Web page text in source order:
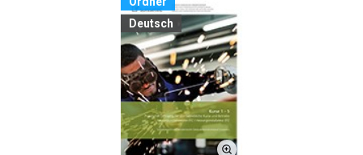
Deutsch